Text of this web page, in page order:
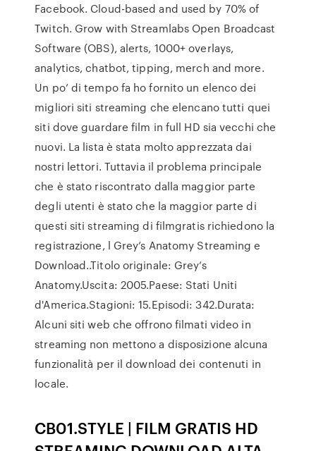
Facebook. Cloud-based and used by 70% of
Twitch. Grow with Streamlabs Open Broadcast
Software (OBS), alerts, 1000+ overlays,
analytics, chatbot, tipping, merch and more.
Un po’ di tempo fa ho fornito un elenco dei
migliori siti streaming che elencano tutti quei
siti dove guardare film in full HD sia vecchi che
nuovi. La lista è stata molto apprezzata dai
nostri lettori. Tuttavia il problema principale
che è stato riscontrato dalla maggior parte
degli utenti è stato che la maggior parte di
questi siti streaming di filmgratis richiedono la
registrazione, l Grey’s Anatomy Streaming e
Download..Titolo originale: Grey’s
Anatomy.Uscita: 2005.Paese: Stati Uniti
d'America.Stagioni: 15.Episodi: 342.Durata:
Alcuni siti web che offrono filmati video in
streaming non mettono a disposizione alcuna
funzionalità per il download dei contenuti in
locale.
CB01.STYLE | FILM GRATIS HD